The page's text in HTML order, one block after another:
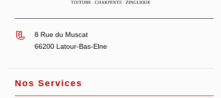
8 Rue du Muscat
66200 Latour-Bas-Elne
Nos Services